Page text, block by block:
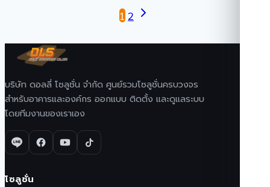
คิว
ที่
ที่ดิน
จังหวัด
ชลบุรี
สาขา
ศรีราชา
navigation
12 Next
บริษัท ดอลลี่ โซลูชั่น จำกัด ศูนย์รวมโซลูชั่นครบวงจร
สำหรับอาคารและองค์กร ออกแบบ ติดตั้ง และดูแลระบบ
โดยทีมงานของเราเอง
โซลูชั่น